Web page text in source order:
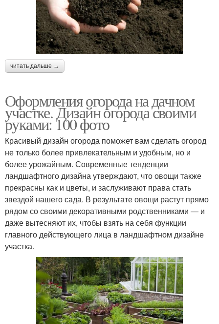
Огород на небольшом
участке
Почва на участке
Садовый участок Место для огорода
Посадки на участке Огород на участке
читать дальше →
Оформления огорода на дачном
участке. Дизайн огорода своими
руками: 100 фото
Красивый дизайн огорода поможет вам сделать огород
не только более привлекательным и удобным, но и
более урожайным. Современные тенденции
ландшафтного дизайна утверждают, что овощи также
прекрасны как и цветы, и заслуживают права стать
звездой нашего сада. В результате овощи растут прямо
рядом со своими декоративными родственниками — и
даже вытесняют их, чтобы взять на себя функции
главного действующего лица в ландшафтном дизайне
участка.